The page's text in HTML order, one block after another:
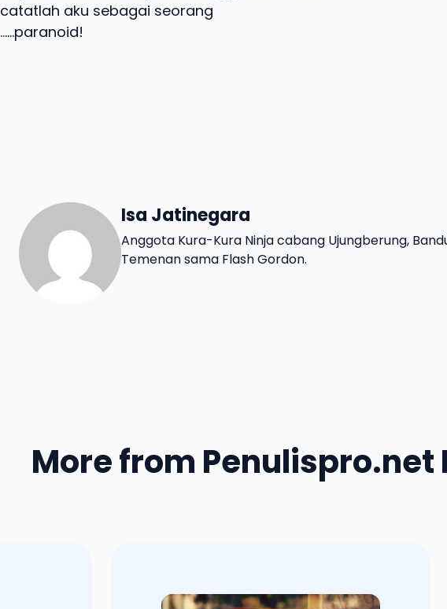
catatlah aku sebagai seorang
……paranoid!
Isa Jatinegara
Anggota Kura-Kura Ninja cabang Ujungberung,
Temenan sama Flash Gordon.
More from Penulispro.net